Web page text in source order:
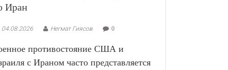
Иран
04.08.2026 Негмат Гиясов 0
противостояние США и
с Ираном часто представляется